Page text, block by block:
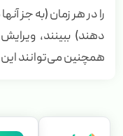
را در هر زمان (به جز
دهند) ببینند،
همچنین می‌توانند